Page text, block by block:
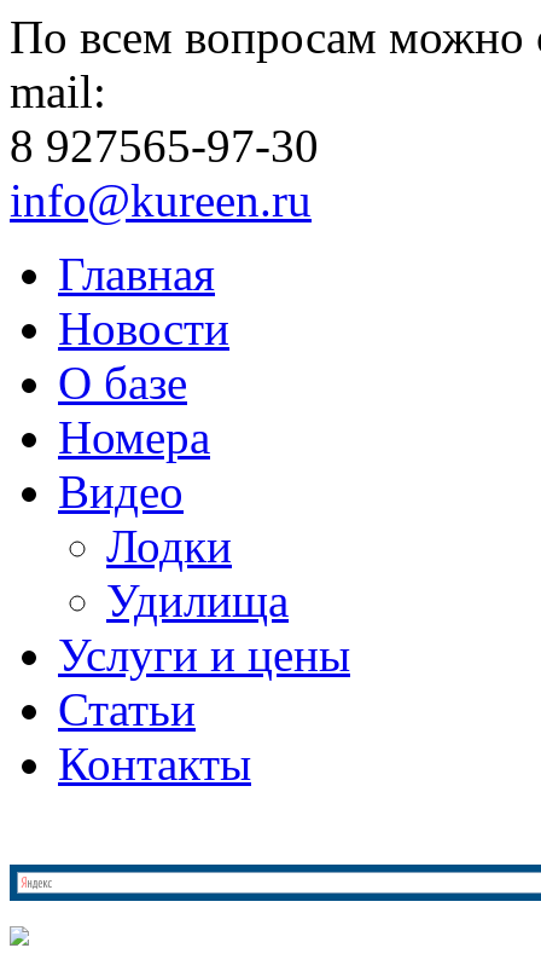
По всем вопросам можно
mail:
8 927565-97-30
info@kureen.ru
Главная
Новости
О базе
Номера
Видео
Лодки
Удилища
Услуги и цены
Статьи
Контакты